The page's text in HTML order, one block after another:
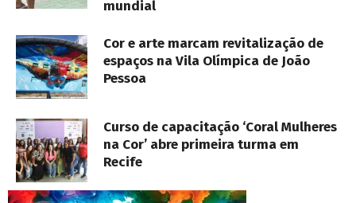
mundial
Cor e arte marcam revitalização de
espaços na Vila Olímpica de João
Pessoa
Curso de capacitação ‘Coral Mulheres
na Cor’ abre primeira turma em
Recife